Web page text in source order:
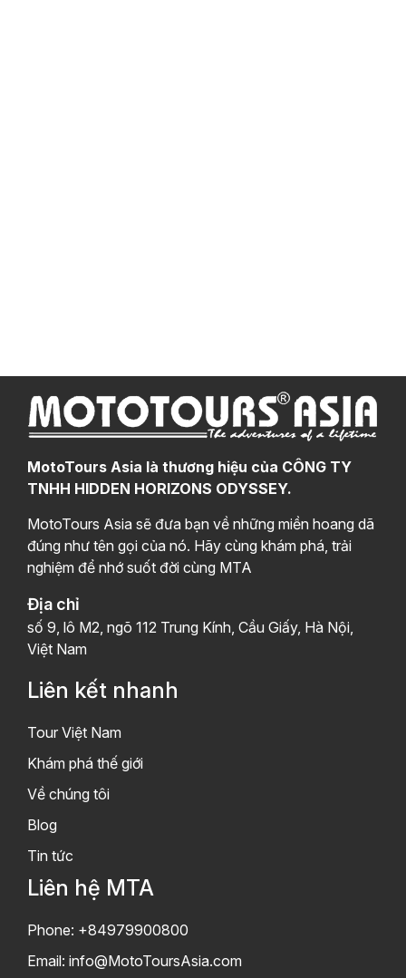
MotoTours Asia là thương hiệu của CÔNG TY
TNHH HIDDEN HORIZONS ODYSSEY.
MotoTours Asia sẽ đưa bạn về những miền hoang dã
đúng như tên gọi của nó. Hãy cùng khám phá, trải
nghiệm để nhớ suốt đời cùng MTA
Địa chỉ
số 9, lô M2, ngõ 112 Trung Kính, Cầu Giấy, Hà Nội,
Việt Nam
Liên kết nhanh
Tour Việt Nam
Khám phá thế giới
Về chúng tôi
Blog
Tin tức
Liên hệ MTA
Phone: +84979900800
Email: info@MotoToursAsia.com